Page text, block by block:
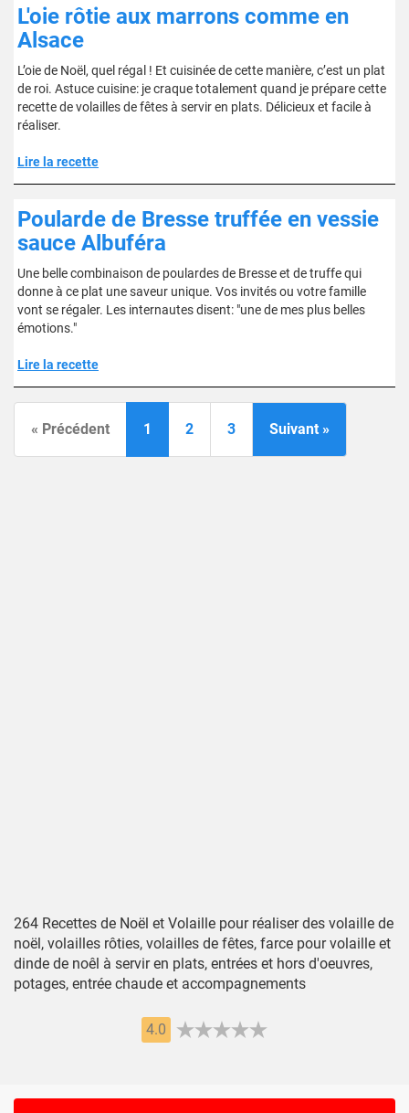
L'oie rôtie aux marrons comme en
Alsace
L’oie de Noël, quel régal ! Et cuisinée de cette manière, c’est un plat
de roi. Astuce cuisine: je craque totalement quand je prépare cette
recette de volailles de fêtes à servir en plats. Délicieux et facile à
réaliser.
Lire la recette
Poularde de Bresse truffée en vessie
sauce Albuféra
Une belle combinaison de poulardes de Bresse et de truffe qui
donne à ce plat une saveur unique. Vos invités ou votre famille
vont se régaler. Les internautes disent: "une de mes plus belles
émotions."
Lire la recette
« Précédent 1 2 3 Suivant »
264 Recettes de Noël et Volaille pour réaliser des volaille de
noël, volailles rôties, volailles de fêtes, farce pour volaille et
dinde de noêl à servir en plats, entrées et hors d'oeuvres,
potages, entrée chaude et accompagnements
4.0